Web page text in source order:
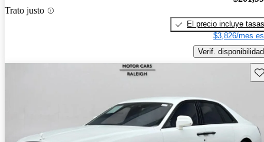
Trato justo
El precio incluye tasas
$3,826/mes
Verif. disponibilidad